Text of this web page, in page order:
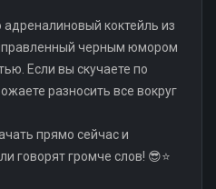
адреналиновый коктейль из
черным юмором
Если вы скучаете по
разносить все вокруг
прямо сейчас и
говорят громче слов! 😎⭐